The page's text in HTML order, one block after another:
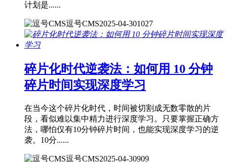
计划是......
逗号CMS2025-04-301027
碎片化时代逆袭法：如何用 10 分钟
碎片时间实现深度学习
在当今这个碎片化时代，时间被切割成无数零散的片
段，看似难以集中精力进行深度学习。只要掌握正确方
法，哪怕仅有10分钟碎片时间，也能实现深度学习的逆
袭。10分......
逗号CMS2025-04-30909